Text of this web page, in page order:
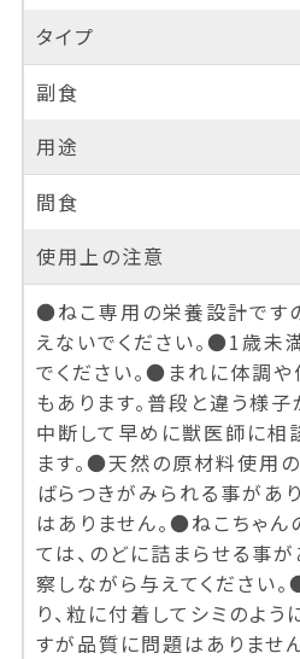
タイプ
副食
用途
間食
使用上の注意
●ねこ専用の栄養設計です
えないでください。●1歳未
でください。●まれに体調
もあります。普段と違う様
中断して早めに獣医師に相
ます。●天然の原材料使用
ばらつきがみられる事があ
はありません。●ねこちゃん
ては、のどに詰まらせる事
察しながら与えてください
り、粒に付着してシミのよ
すが品質に問題はありません